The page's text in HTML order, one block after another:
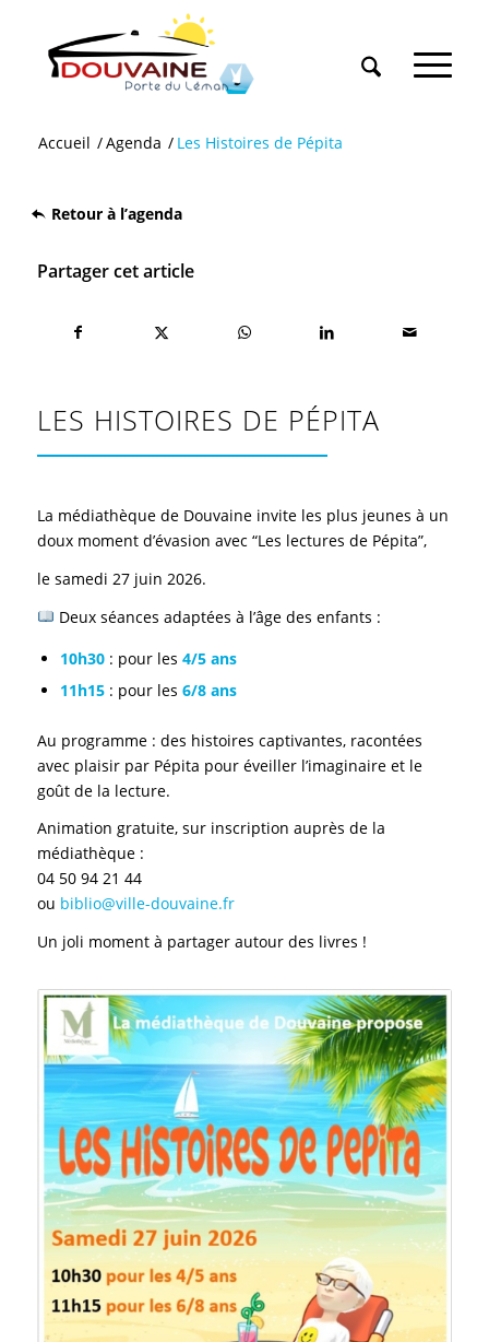
Accueil /Agenda / Les Histoires de Pépita
Retour à l’agenda
Partager cet article
LES HISTOIRES DE PÉPITA
La médiathèque de Douvaine invite les plus jeunes à un
doux moment d’évasion avec “Les lectures de Pépita”,
le samedi 27 juin 2026.
Deux séances adaptées à l’âge des enfants :
10h30: pour les 4/5 ans
11h15: pour les 6/8 ans
Au programme : des histoires captivantes, racontées
avec plaisir par Pépita pour éveiller l’imaginaire et le
goût de la lecture.
Animation gratuite, sur inscription auprès de la
médiathèque :
04 50 94 21 44
ou biblio@ville-douvaine.fr
Un joli moment à partager autour des livres !